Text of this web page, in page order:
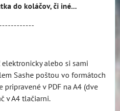
do koláčov, či iné...
alebo si sami
Sashe poštou vo formátoch
pripravené v PDF na A4 (dve
v A4 tlačiarni.